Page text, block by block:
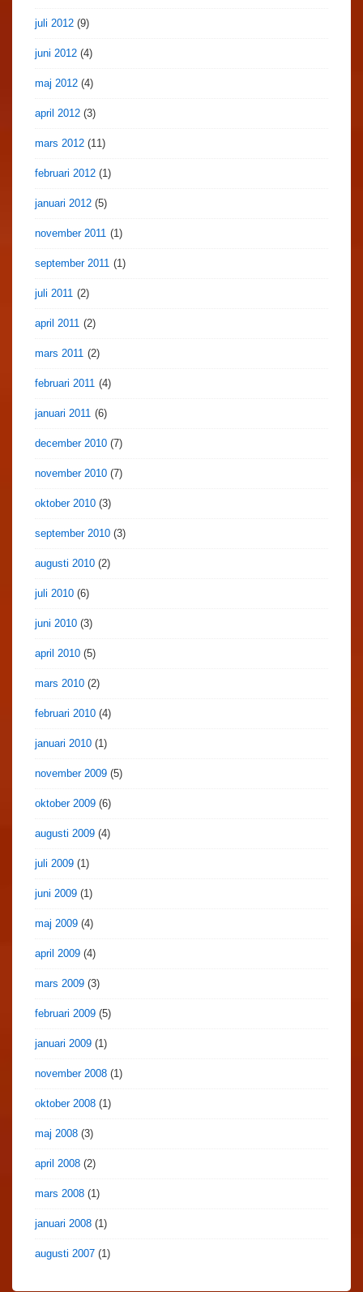
juli 2012 (9)
juni 2012 (4)
maj 2012 (4)
april 2012 (3)
mars 2012 (11)
februari 2012 (1)
januari 2012 (5)
november 2011 (1)
september 2011 (1)
juli 2011 (2)
april 2011 (2)
mars 2011 (2)
februari 2011 (4)
januari 2011 (6)
december 2010 (7)
november 2010 (7)
oktober 2010 (3)
september 2010 (3)
augusti 2010 (2)
juli 2010 (6)
juni 2010 (3)
april 2010 (5)
mars 2010 (2)
februari 2010 (4)
januari 2010 (1)
november 2009 (5)
oktober 2009 (6)
augusti 2009 (4)
juli 2009 (1)
juni 2009 (1)
maj 2009 (4)
april 2009 (4)
mars 2009 (3)
februari 2009 (5)
januari 2009 (1)
november 2008 (1)
oktober 2008 (1)
maj 2008 (3)
april 2008 (2)
mars 2008 (1)
januari 2008 (1)
augusti 2007 (1)